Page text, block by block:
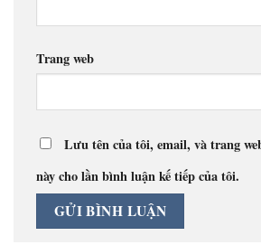
Trang web
Lưu tên của tôi, email, và trang
này cho lần bình luận kế tiếp của tôi.